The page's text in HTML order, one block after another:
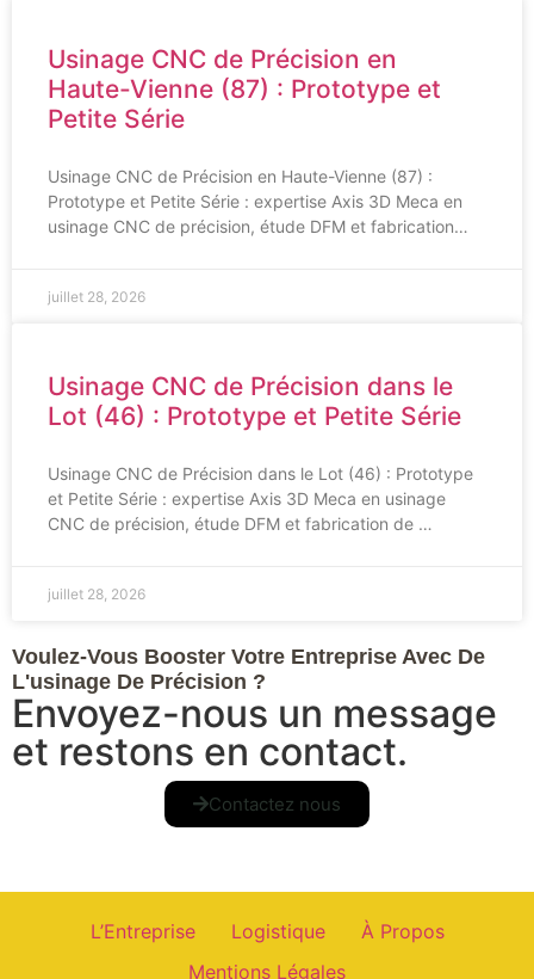
Usinage CNC de Précision en
Haute-Vienne (87) : Prototype et
Petite Série
Usinage CNC de Précision en Haute-Vienne (87) :
Prototype et Petite Série : expertise Axis 3D Meca en
usinage CNC de précision, étude DFM et fabrication…
juillet 28, 2026
Usinage CNC de Précision dans le
Lot (46) : Prototype et Petite Série
Usinage CNC de Précision dans le Lot (46) : Prototype
et Petite Série : expertise Axis 3D Meca en usinage
CNC de précision, étude DFM et fabrication de …
juillet 28, 2026
Voulez-Vous Booster Votre Entreprise Avec De
L'usinage De Précision ?
Envoyez-nous un message
et restons en contact.
Contactez nous
L’Entreprise Logistique
À Propos
Mentions Légales